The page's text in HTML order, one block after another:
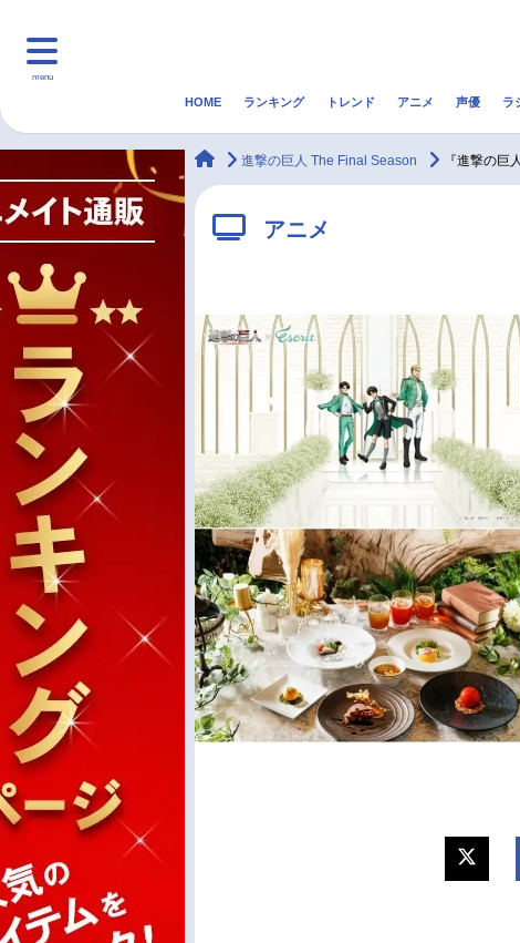
menu
マンガ・ラノベ ゲーム・アプリ
アニメ記事一覧
声優記事一覧
HOME ランキング トレンド アニメ 声優 ラ
animateTimes
進撃の巨人 The Final Season 『進撃の
アニメ